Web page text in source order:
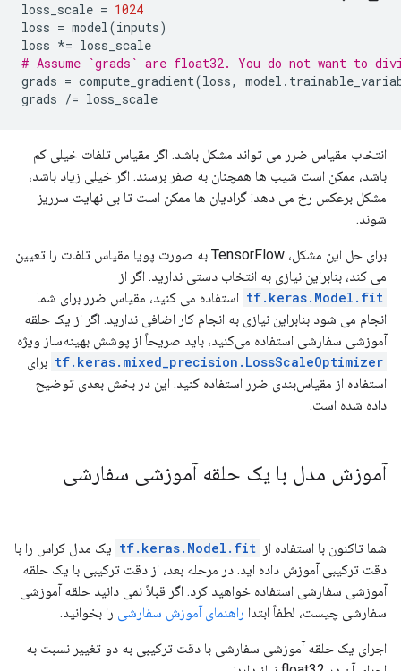
loss_scale = 1024
loss = model(inputs)
loss *= loss_scale
# Assume `grads` are float32. You do not want to
grads = compute_gradient(loss, model .
grads /= loss_scale
انتخاب مقیاس ضرر می تواند مشکل باشد. اگر مقیاس تلفات خیلی کم
باشد، ممکن است شیب ها همچنان به صفر برسند. اگر خیلی زیاد باشد،
مشکل برعکس رخ می دهد: گرادیان ها ممکن است تا بی نهایت سرریز
شوند.
برای حل این مشکل، TensorFlow به صورت پویا مقیاس تلفات را تعیین
می کند، بنابراین نیازی به انتخاب دستی ندارید. اگر از
tf.keras.Model.fit استفاده می کنید، مقیاس ضرر برای شما
انجام می شود بنابراین نیازی به انجام کار اضافی ندارید. اگر از یک حلقه
آموزشی سفارشی استفاده می‌کنید، باید صریحاً از پوشش بهینه‌ساز ویژه
tf.keras.mixed_precision.LossScaleOptimizer برای
استفاده از مقیاس‌بندی ضرر استفاده کنید. این در بخش بعدی توضیح
داده شده است.
آموزش مدل با یک حلقه آموزشی سفارشی
شما تاکنون با استفاده از tf.keras.Model.fit یک مدل کراس را با
دقت ترکیبی آموزش داده اید. در مرحله بعد، از دقت ترکیبی با یک حلقه
آموزشی سفارشی استفاده خواهید کرد. اگر قبلاً نمی دانید حلقه آموزشی
سفارشی چیست، لطفاً ابتدا راهنمای آموزش سفارشی را بخوانید.
اجرای یک حلقه آموزشی سفارشی با دقت ترکیبی به دو تغییر نسبت به